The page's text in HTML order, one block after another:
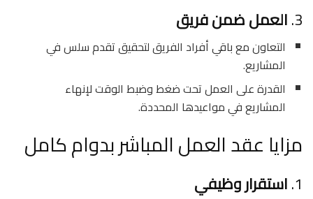
3. العمل ضمن فريق
التعاون مع باقي أفراد الفريق لتحقيق تقدم سلس في
المشاريع.
القدرة على العمل تحت ضغط وضبط الوقت لإنهاء
المشاريع في مواعيدها المحددة.
مزايا عقد العمل المباشر بدوام كامل
1. استقرار وظيفي